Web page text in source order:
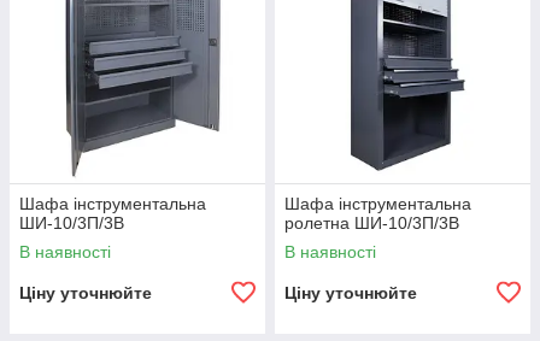
Шафа інструментальна
ШИ-10/3П/3В
В наявності
Ціну уточнюйте
Шафа інструментальна
ролетна ШИ-10/3П/3В
В наявності
Ціну уточнюйте